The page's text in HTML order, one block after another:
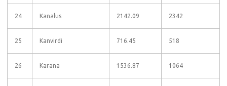
24 Kanalus 2142.09 2342
25 Kanvirdi 716.45 518
26 Karana 1536.87 1064